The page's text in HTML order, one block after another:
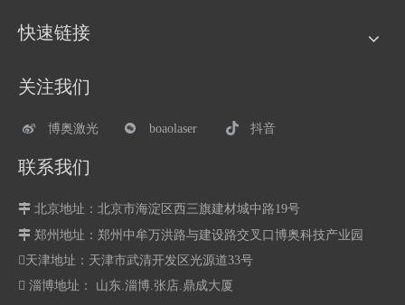
快速链接
关注我们
博奥激光 boaolaser 抖音
联系我们
 北京地址：北京市海淀区西三旗建材城中路19号
 郑州地址： 郑州中牟万洪路与建设路交叉口博奥科技产业园
天津地址：天津市武清开发区光源道33号
 淄博地址： 山东.淄博.张店.鼎成大厦